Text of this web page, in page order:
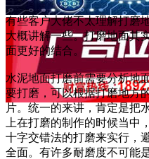
有些客户大佬不太理解打磨
大概讲解一些。打磨地面其
面更好的结合。
水泥地面打磨前需要分析地
要打磨，可以根据打磨地方
片。统一的来讲，肯定是把
上在打磨的制作的时候当中
十字交错法的打磨来实行，
全面。有许多耐磨度不可能